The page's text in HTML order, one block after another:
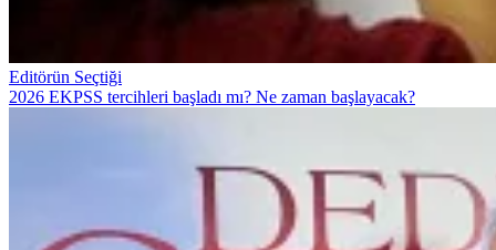
Editörün Seçtiği
2026 EKPSS tercihleri başladı mı? Ne zaman başlayacak?